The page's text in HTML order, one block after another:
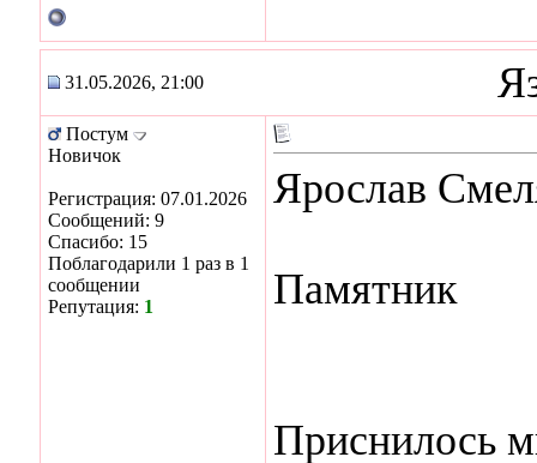
31.05.2026, 21:00
Постум
Новичок
Регистрация: 07.01.2026
Сообщений: 9
Спасибо: 15
Поблагодарили 1 раз в 1
сообщении
Репутация: 1
Ярослав
Памятник
Приснилось